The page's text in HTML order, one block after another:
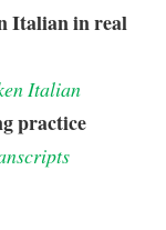
Italian in real
Italian
practice